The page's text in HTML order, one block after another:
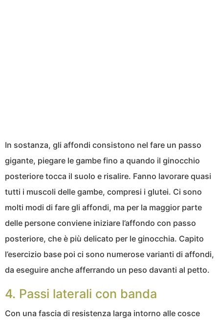
In sostanza, gli affondi consistono nel fare un passo
gigante, piegare le gambe fino a quando il ginocchio
posteriore tocca il suolo e risalire. Fanno lavorare quasi
tutti i muscoli delle gambe, compresi i glutei. Ci sono
molti modi di fare gli affondi, ma per la maggior parte
delle persone conviene iniziare l’affondo con passo
posteriore, che è più delicato per le ginocchia. Capito
l’esercizio base poi ci sono numerose varianti di affondi,
da eseguire anche afferrando un peso davanti al petto.
4. Passi laterali con banda
Con una fascia di resistenza larga intorno alle cosce